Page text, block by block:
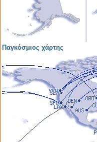
Παγκόσμιος χάρτης